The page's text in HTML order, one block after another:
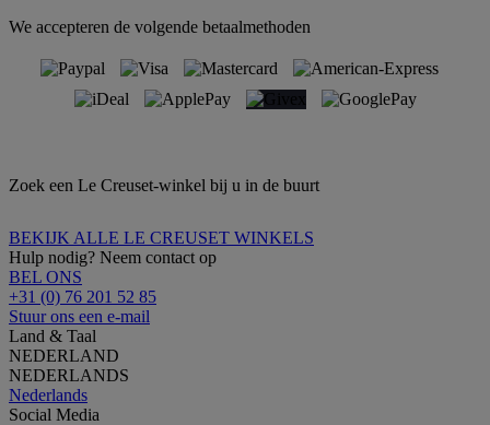
We accepteren de volgende betaalmethoden
Zoek een Le Creuset-winkel bij u in de buurt
BEKIJK ALLE LE CREUSET WINKELS
Hulp nodig? Neem contact op
BEL ONS
+31 (0) 76 201 52 85
Stuur ons een e-mail
Land & Taal
NEDERLAND
NEDERLANDS
Nederlands
Social Media